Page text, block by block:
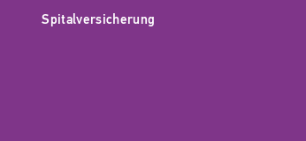
Spitalversicherung